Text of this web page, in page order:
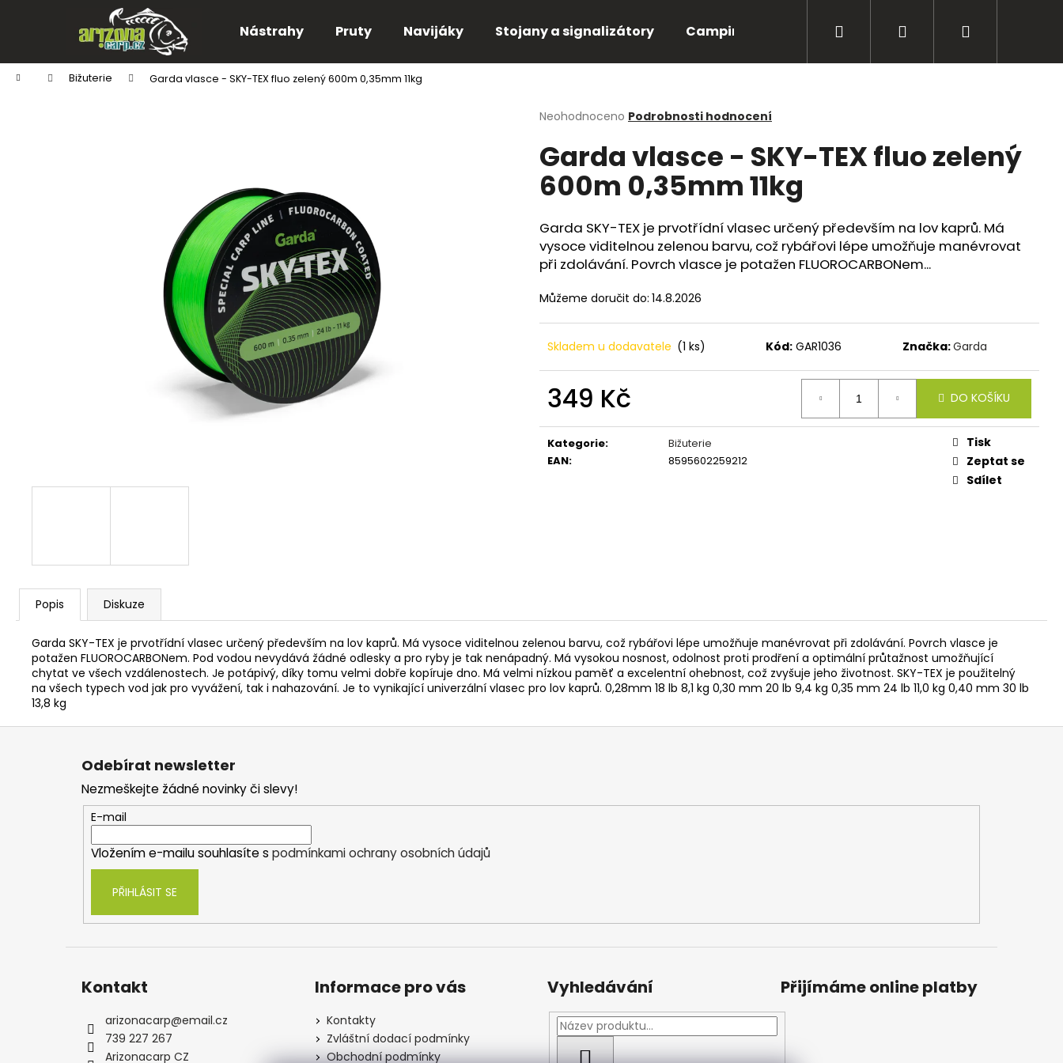
Nástrahy Pruty Navijáky Stojany a signalizátory Camping Bižuterie Péče o úlovky
Přihlášení
Domů Bižuterie Garda vlasce - SKY-TEX fluo zelený 600m 0,35mm 11kg
Průměrné
produktu
je
0,0
z
hvězdiček.
Neohodnoceno Podrobnosti hodnocení
Garda vlasce - SKY-TEX fluo zelený
600m 0,35mm 11kg
Garda SKY-TEX je prvotřídní vlasec určený především na lov kaprů. Má
vysoce viditelnou zelenou barvu, což rybářovi lépe umožňuje manévrovat
při zdolávání. Povrch vlasce je potažen FLUOROCARBONem...
Můžeme doručit do: 14.8.2026
Skladem u dodavatele (1 ks) Kód: GAR1036 Značka:Garda
349 Kč
cena:
DO KOŠÍKU
Kategorie:
Bižuterie
EAN: 8595602259212
Tisk
Zeptat se
Sdílet
Popis Diskuze
Garda SKY-TEX je prvotřídní vlasec určený především na lov kaprů. Má vysoce viditelnou zelenou barvu, což rybářovi lépe umožňuje manévrovat při zdolávání. Povrch vlasce je
potažen FLUOROCARBONem. Pod vodou nevydává žádné odlesky a pro ryby je tak nenápadný. Má vysokou nosnost, odolnost proti prodření a optimální průtažnost umožňující
chytat ve všech vzdálenostech. Je potápivý, díky tomu velmi dobře kopíruje dno. Má velmi nízkou paměť a excelentní ohebnost, což zvyšuje jeho životnost. SKY-TEX je použitelný
na všech typech vod jak pro vyvážení, tak i nahazování. Je to vynikající univerzální vlasec pro lov kaprů. 0,28mm 18 lb 8,1 kg 0,30 mm 20 lb 9,4 kg 0,35 mm 24 lb 11,0 kg 0,40 mm 30 lb
13,8 kg
í
Zpět
do
obchodu
Zpět
do
obchodu
Co potřebujete najít?
HLEDAT
OLOVĚNÉ KRMÍTKO S TRUBIČKOU
DELPHIN EAZYSIX
44 Kč
ROHLÍKOVÉ BOILIES FLUO 30G
Z
Odebírat newsletter
Nezmeškejte žádné novinky či slevy!
E-mail
Vložením e-mailu souhlasíte s podmínkami ochrany osobních údajů
PŘIHLÁSIT SE
Kontakt
arizonacarp@email.cz
739 227 267
Arizonacarp CZ
Informace pro vás
Kontakty
Zvláštní dodací podmínky
Obchodní podmínky
Vyhledávání
HLEDAT
Přijímáme online platby